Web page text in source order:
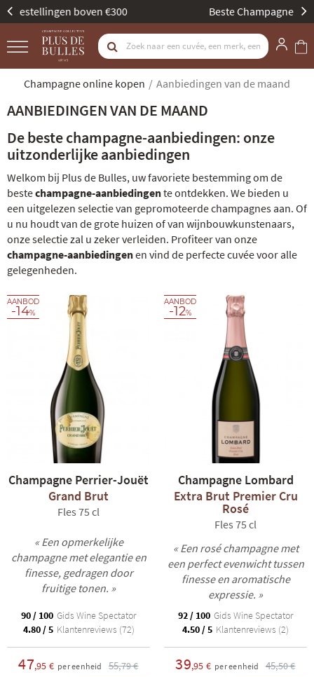
Beste Champagne Specialist door Gault & Millau
Champagne online kopen Aanbiedingen van de maand
AANBIEDINGEN VAN DE MAAND
De beste champagne-aanbiedingen: onze
uitzonderlijke aanbiedingen
Welkom bij Plus de Bulles, uw favoriete bestemming om de
bestechampagne-aanbiedingente ontdekken. We bieden u
een uitgelezen selectie van gepromoteerde champagnes aan. Of
u nu houdt van de grote huizen of van wijnbouwkunstenaars,
onze selectie zal u zeker verleiden. Profiteer van onze
champagne-aanbiedingenen vind de perfecte cuvée voor alle
gelegenheden.
AANBOD
-14%
Champagne Perrier-Jouët
Grand Brut
Fles 75 cl
« Een opmerkelijke
champagne met elegantie en
finesse, gedragen door
fruitige tonen. »
90 / 100 Gids Wine Spectator
4.80 / 5 Klantenreviews (72)
47,95 € per eenheid 55,79 €
AANBOD
-12%
Champagne Lombard
Extra Brut Premier Cru
Rosé
Fles 75 cl
« Een rosé champagne met
een perfect evenwicht tussen
finesse en aromatische
expressie. »
92 / 100 Gids Wine Spectator
4.50 / 5 Klantenreviews (2)
39,95 € per eenheid 45,50 €